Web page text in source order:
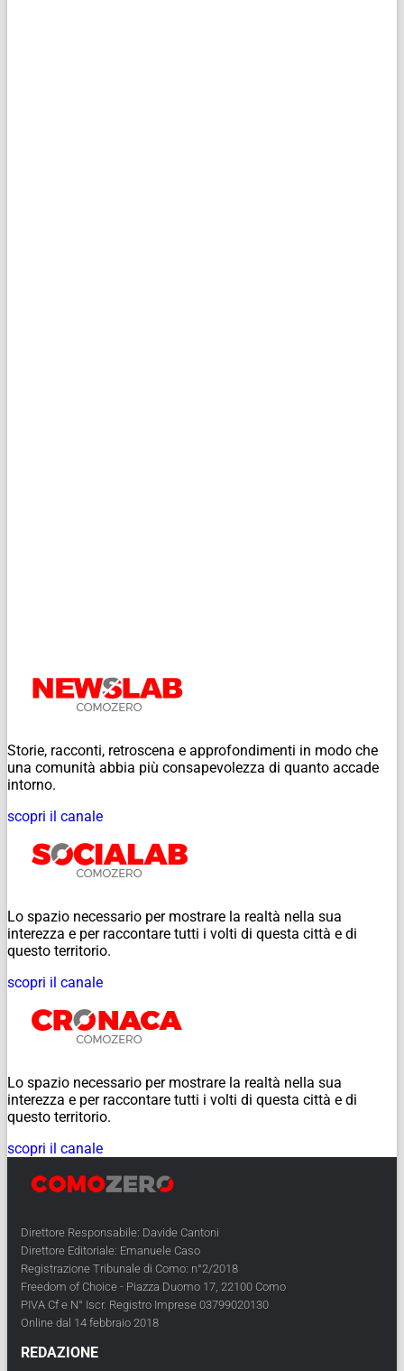
Storie, racconti, retroscena e approfondimenti in modo che
una comunità abbia più consapevolezza di quanto accade
intorno.
scopri il canale
Lo spazio necessario per mostrare la realtà nella sua
interezza e per raccontare tutti i volti di questa città e di
questo territorio.
scopri il canale
Lo spazio necessario per mostrare la realtà nella sua
interezza e per raccontare tutti i volti di questa città e di
questo territorio.
scopri il canale
Direttore Responsabile: Davide Cantoni
Direttore Editoriale: Emanuele Caso
Registrazione Tribunale di Como: n°2/2018
Freedom of Choice - Piazza Duomo 17, 22100 Como
PIVA Cf e N° Iscr. Registro Imprese 03799020130
Online dal 14 febbraio 2018
REDAZIONE